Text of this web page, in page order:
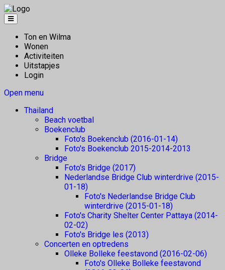
Ton en Wilma
Wonen
Activiteiten
Uitstapjes
Login
Open menu
Thailand
Beach voetbal
Boekenclub
Foto's Boekenclub (2016-01-14)
Foto's Boekenclub 2015-2014-2013
Bridge
Foto's Bridge (2017)
Nederlandse Bridge Club winterdrive (2015-
01-18)
Foto's Nederlandse Bridge Club
winterdrive (2015-01-18)
Foto's Charity Shelter Center Pattaya (2014-
02-02)
Foto's Bridge les (2013)
Concerten en optredens
Olleke Bolleke feestavond (2016-02-06)
Foto's Olleke Bolleke feestavond